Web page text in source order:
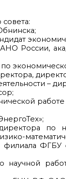
России,
–
по
ФГБУ
научной